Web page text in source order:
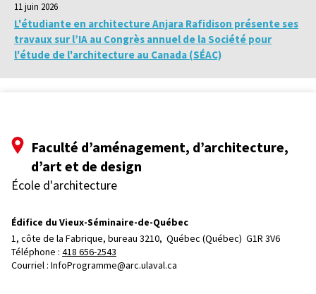
11 juin 2026
L'étudiante en architecture Anjara Rafidison présente ses
travaux sur l’IA au Congrès annuel de la Société pour
l'étude de l'architecture au Canada (SÉAC)
Faculté d’aménagement, d’architecture,
d’art et de design
École d'architecture
Édifice du Vieux-Séminaire-de-Québec
1, côte de la Fabrique, bureau 3210, Québec (Québec)  G1R 3V6
Téléphone : 418 656-2543
Courriel : InfoProgramme@arc.ulaval.ca